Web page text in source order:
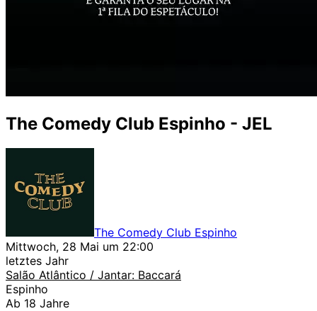
The Comedy Club Espinho - JEL
The Comedy Club Espinho
Mittwoch, 28 Mai um 22:00
letztes Jahr
Salão Atlântico / Jantar: Baccará
Espinho
Ab 18 Jahre